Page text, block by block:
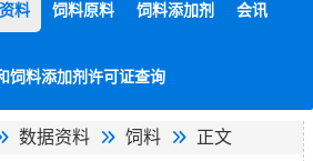
料 饲料原料 饲料添加剂 会讯
饲料添加剂许可证查询
数据资料 饲料 正文